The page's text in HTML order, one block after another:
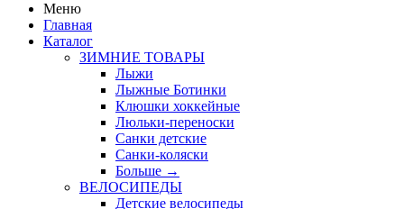
Меню
Главная
Каталог
ЗИМНИЕ ТОВАРЫ
Лыжи
Лыжные Ботинки
Клюшки хоккейные
Люльки-переноски
Санки детские
Санки-коляски
Больше →
ВЕЛОСИПЕДЫ
Детские велосипеды